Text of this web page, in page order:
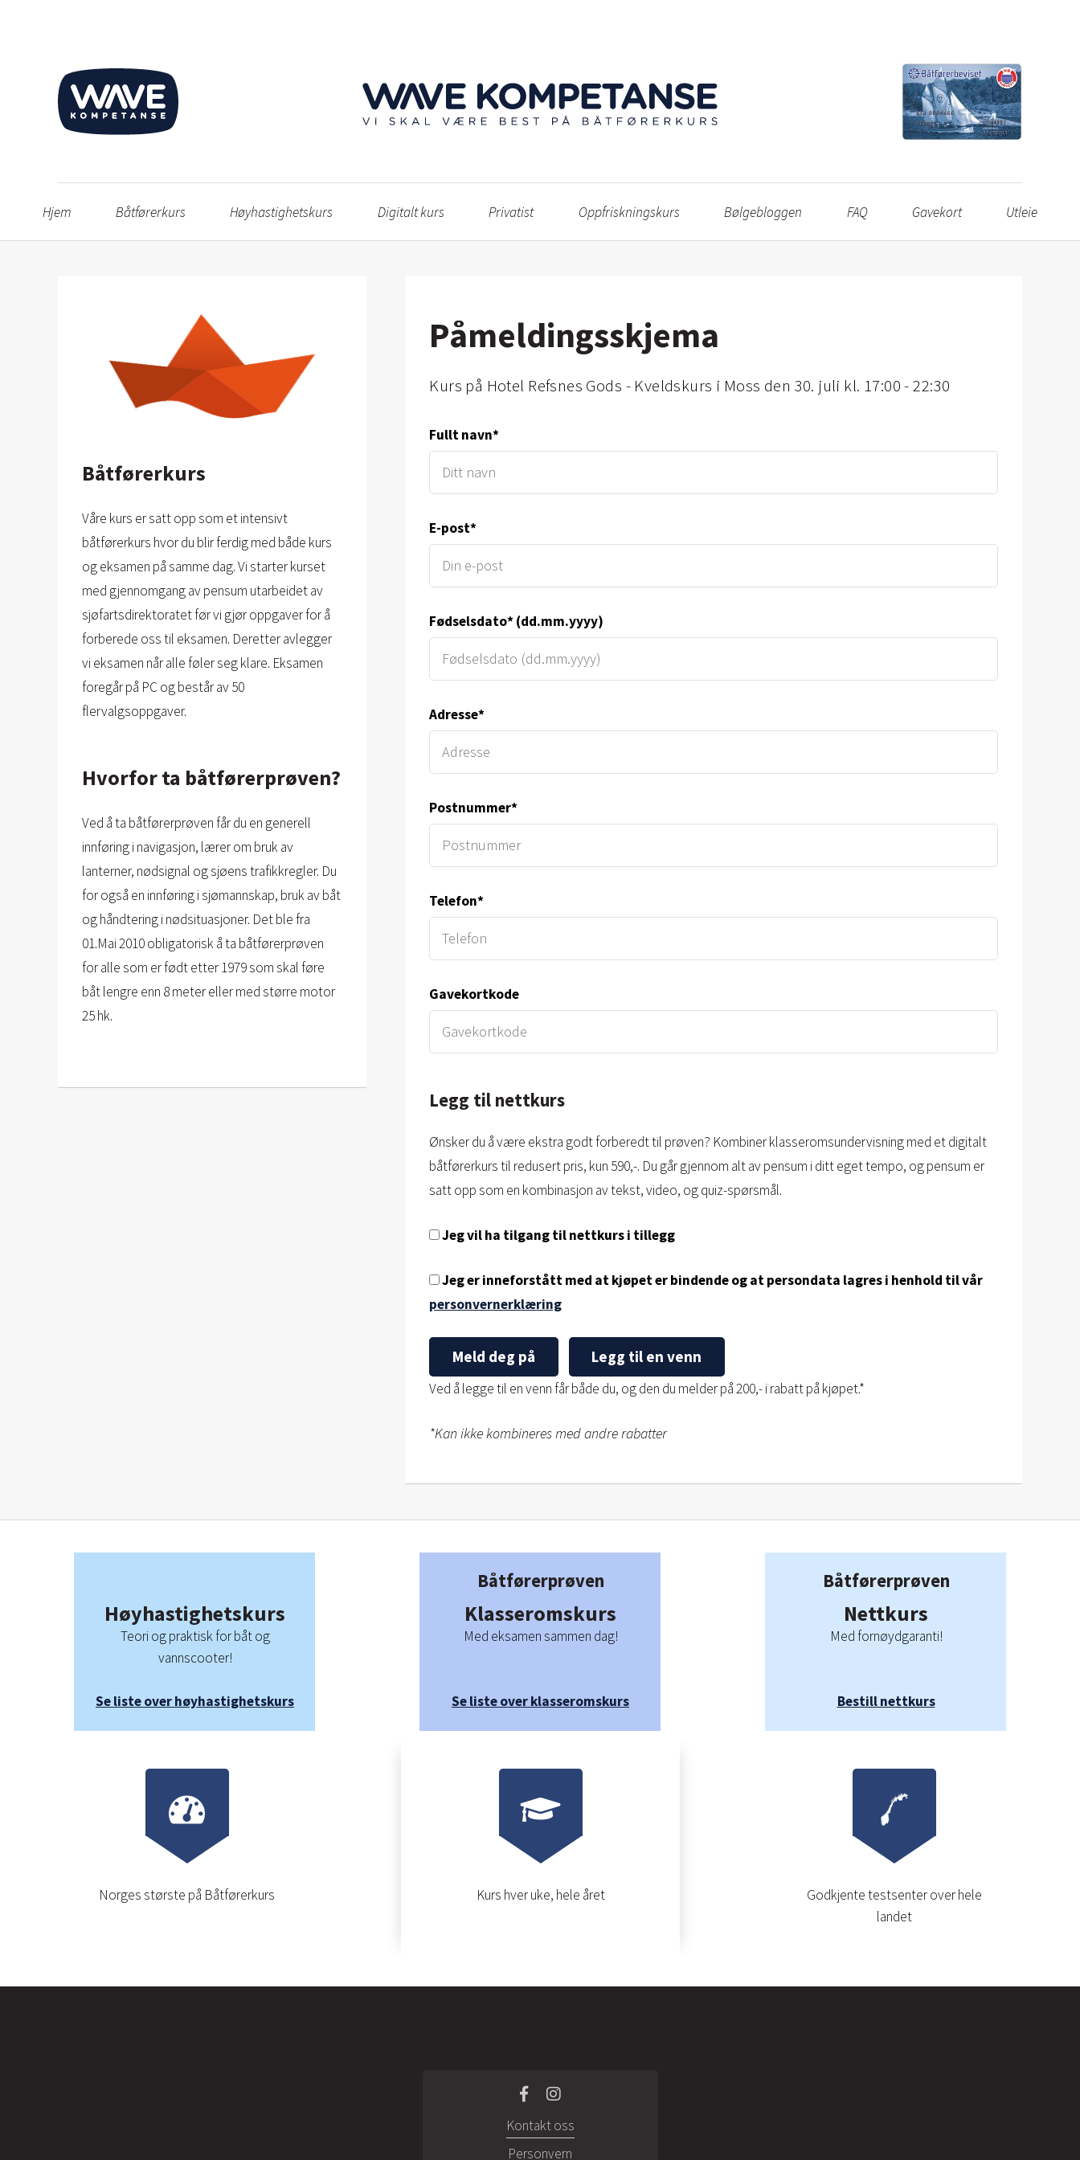
Hjem Båtførerkurs Høyhastighetskurs Digitalt kurs Privatist Oppfriskningskurs Bølgebloggen FAQ Gavekort Utleie
Båtførerkurs
Våre kurs er satt opp som et intensivt
båtførerkurs hvor du blir ferdig med både kurs
og eksamen på samme dag. Vi starter kurset
med gjennomgang av pensum utarbeidet av
sjøfartsdirektoratet før vi gjør oppgaver for å
forberede oss til eksamen. Deretter avlegger
vi eksamen når alle føler seg klare. Eksamen
foregår på PC og består av 50
flervalgsoppgaver.
Hvorfor ta båtførerprøven?
Ved å ta båtførerprøven får du en generell
innføring i navigasjon, lærer om bruk av
lanterner, nødsignal og sjøens trafikkregler. Du
for også en innføring i sjømannskap, bruk av båt
og håndtering i nødsituasjoner. Det ble fra
01.Mai 2010 obligatorisk å ta båtførerprøven
for alle som er født etter 1979 som skal føre
båt lengre enn 8 meter eller med større motor
25 hk.
Påmeldingsskjema
kurs på Hotel Refsnes Gods - Kveldskurs i Moss den 30. juli kl. 17:00 - 22:30
Fullt navn*
E-post*
Fødselsdato* (dd.mm.yyyy)
Adresse*
Postnummer*
Telefon*
Gavekortkode
Legg til nettkurs
Ønsker du å være ekstra godt forberedt til prøven? Kombiner klasseromsundervisning med et digitalt
båtførerkurs til redusert pris, kun 590,-. Du går gjennom alt av pensum i ditt eget tempo, og pensum er
satt opp som en kombinasjon av tekst, video, og quiz-spørsmål.
Jeg vil ha tilgang til nettkurs i tillegg
Jeg er inneforstått med at kjøpet er bindende og at persondata lagres i henhold til vår
personvernerklæring
Meld deg på Legg til en venn
Ved å legge til en venn får både du, og den du melder på 200,- i rabatt på kjøpet.*
*Kan ikke kombineres med andre rabatter
Høyhastighetskurs
Teori og praktisk for båt og
vannscooter!
Se liste over høyhastighetskurs
Båtførerprøven
Klasseromskurs
Med eksamen sammen dag!
Se liste over klasseromskurs
Båtførerprøven
Nettkurs
Med fornøydgaranti!
Bestill nettkurs
Norges største på Båtførerkurs Kurs hver uke, hele året
Godkjente testsenter over hele
landet
Kontakt oss
Personvern